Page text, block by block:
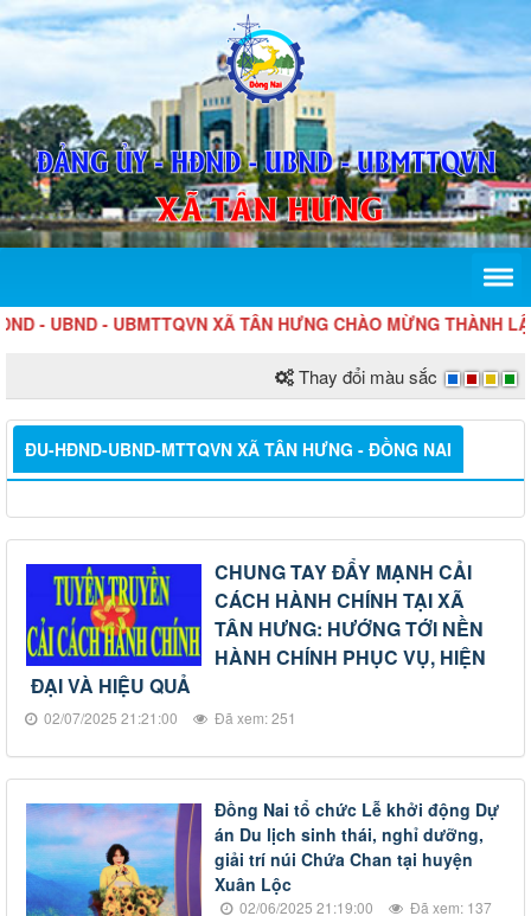
- UBND - UBMTTQVN XÃ TÂN HƯNG CHÀO MỪNG THÀNH
Thay đổi màu sắc
ĐU-HĐND-UBND-MTTQVN XÃ TÂN HƯNG - ĐỒNG NAI
CHUNG TAY ĐẨY MẠNH CẢI
CÁCH HÀNH CHÍNH TẠI XÃ
TÂN HƯNG: HƯỚNG TỚI NỀN
HÀNH CHÍNH PHỤC VỤ, HIỆN
ĐẠI VÀ HIỆU QUẢ
02/07/2025 21:21:00 Đã xem: 251
Đồng Nai tổ chức Lễ khởi động Dự
án Du lịch sinh thái, nghỉ dưỡng,
giải trí núi Chứa Chan tại huyện
Xuân Lộc
02/06/2025 21:19:00 Đã xem: 137